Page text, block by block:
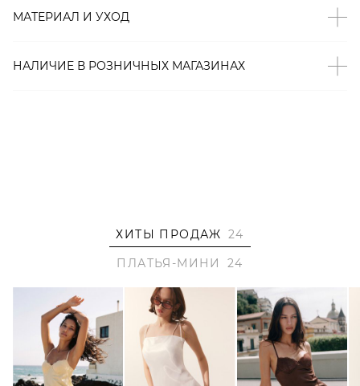
– Акцентные манжеты с плиссировкой;
– Формоустойчивая фактура Papertouch;
МАТЕРИАЛ И УХОД
НАЛИЧИЕ В РОЗНИЧНЫХ МАГАЗИНАХ
ХИТЫ ПРОДАЖ 24
ПЛАТЬЯ-МИНИ
24